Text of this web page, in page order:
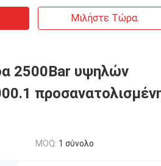
Μιλήστε Τώρα.
2500Bar υψηλών
MOQ: 1 σύνολο